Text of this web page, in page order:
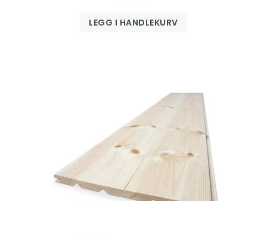
LEGG I HANDLEKURV